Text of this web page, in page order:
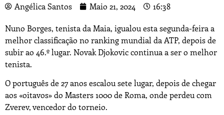
Angélica Santos Maio 21, 2024 16:38
Nuno Borges, tenista da Maia, igualou esta segunda-feira a
melhor classificação no ranking mundial da ATP, depois de
subir ao 46.º lugar. Novak Djokovic continua a ser o melhor
tenista.
O português de 27 anos escalou sete lugar, depois de chegar
aos «oitavos» do Masters 1000 de Roma, onde perdeu com
Zverev, vencedor do torneio.